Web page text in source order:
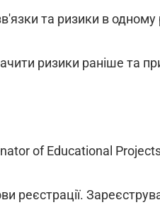
та ризики в
ризики раніше та
of Educational
реєстрації.